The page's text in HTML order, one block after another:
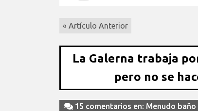
« Artículo Anterior
La Galerna trabaja
pero no se
15 comentarios en: Menudo baño